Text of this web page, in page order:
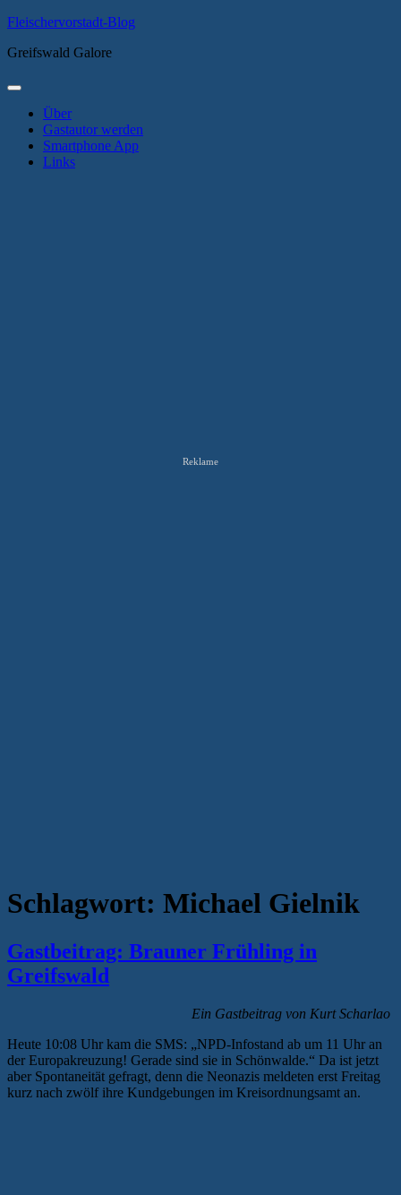
Zum
springen
Fleischervorstadt-Blog
Greifswald Galore
Primäres
Über
Gastautor werden
Smartphone App
Links
Reklame
Schlagwort: Michael Gielnik
Gastbeitrag: Brauner Frühling in
Greifswald
Ein Gastbeitrag von Kurt Scharlao
Heute 10:08 Uhr kam die SMS: „NPD-Infostand ab um 11 Uhr an
der Europakreuzung! Gerade sind sie in Schönwalde.“ Da ist jetzt
aber Spontaneität gefragt, denn die Neonazis meldeten erst Freitag
kurz nach zwölf ihre Kundgebungen im Kreisordnungsamt an.